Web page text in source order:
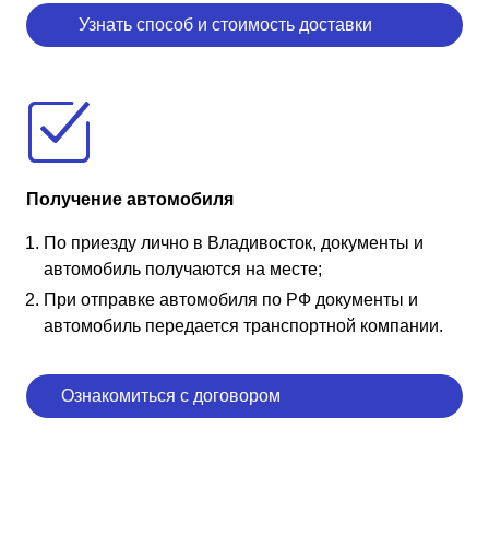
Узнать способ и стоимость доставки
Получение автомобиля
По приезду лично в Владивосток, документы и
автомобиль получаются на месте;
При отправке автомобиля по РФ документы и
автомобиль передается транспортной компании.
Ознакомиться с договором